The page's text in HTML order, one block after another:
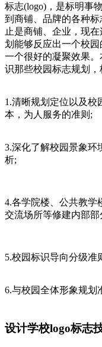
标志(logo)，是标明事
到商铺、品牌的各种
止是商铺、企业，现
划能够反应出一个校
一个很好的凝聚效果
识那些校园标志规划，
1.清晰规划定位以及校
本，为人服务的准则;
3.深化了解校园景象环
析;
4.各学院楼、公共教学
交流场所等修建内部
5.校园标识导向分级准
6.与校园全体形象规划
设计学校logo标志